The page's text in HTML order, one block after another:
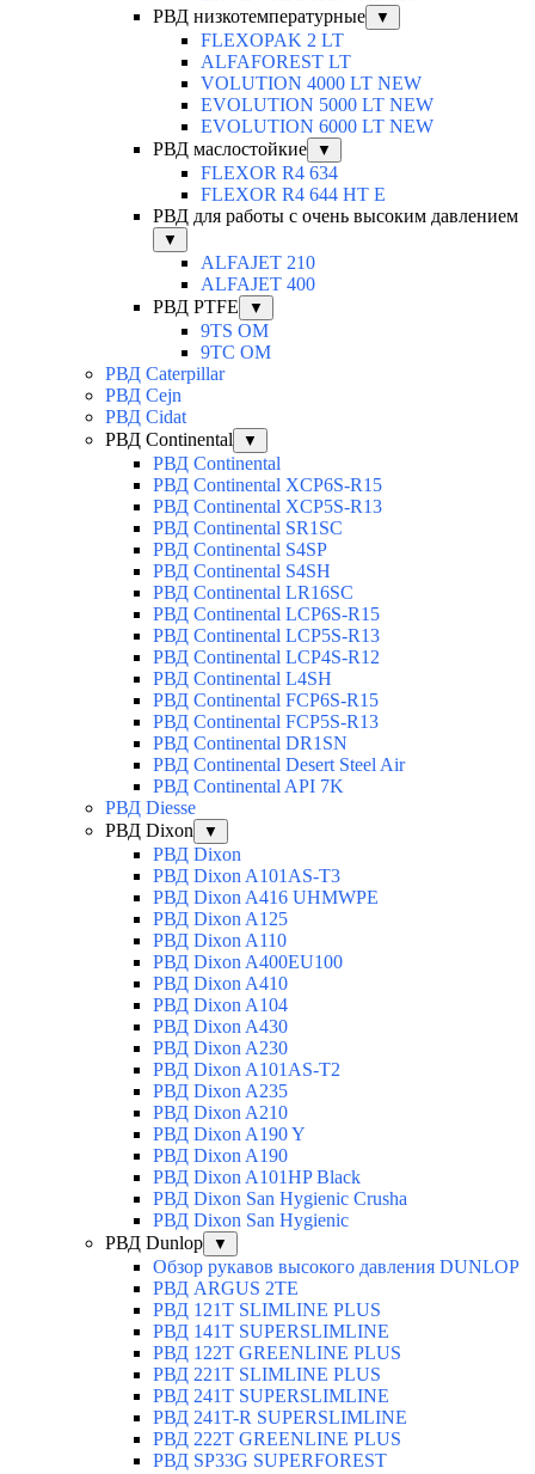
РВД низкотемпературные
▼
FLEXOPAK 2 LT
ALFAFOREST LT
VOLUTION 4000 LT NEW
EVOLUTION 5000 LT NEW
EVOLUTION 6000 LT NEW
РВД маслостойкие
▼
FLEXOR R4 634
FLEXOR R4 644 HT E
РВД для работы с очень высоким давлением
▼
ALFAJET 210
ALFAJET 400
РВД PTFE
▼
9TS OM
9TC OM
РВД Caterpillar
РВД Cejn
РВД Cidat
РВД Continental
▼
РВД Continental
РВД Continental XCP6S-R15
РВД Continental XCP5S-R13
РВД Continental SR1SC
РВД Continental S4SP
РВД Continental S4SH
РВД Continental LR16SC
РВД Continental LCP6S-R15
РВД Continental LCP5S-R13
РВД Continental LCP4S-R12
РВД Continental L4SH
РВД Continental FCP6S-R15
РВД Continental FCP5S-R13
РВД Continental DR1SN
РВД Continental Desert Steel Air
РВД Continental API 7K
РВД Diesse
РВД Dixon
▼
РВД Dixon
РВД Dixon A101AS-T3
РВД Dixon A416 UHMWPE
РВД Dixon A125
РВД Dixon A110
РВД Dixon A400EU100
РВД Dixon A410
РВД Dixon A104
РВД Dixon A430
РВД Dixon A230
РВД Dixon A101AS-T2
РВД Dixon A235
РВД Dixon A210
РВД Dixon A190 Y
РВД Dixon A190
РВД Dixon A101HP Black
РВД Dixon San Hygienic Crusha
РВД Dixon San Hygienic
РВД Dunlop
▼
Обзор рукавов высокого давления DUNLOP
РВД ARGUS 2TE
РВД 121T SLIMLINE PLUS
РВД 141T SUPERSLIMLINE
РВД 122T GREENLINE PLUS
РВД 221T SLIMLINE PLUS
РВД 241T SUPERSLIMLINE
РВД 241T-R SUPERSLIMLINE
РВД 222T GREENLINE PLUS
РВД SP33G SUPERFOREST